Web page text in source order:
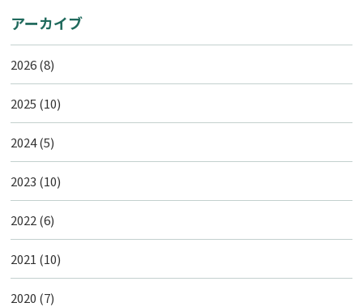
アーカイブ
2026(8)
2025 (10)
2024(5)
2023 (10)
2022 (6)
2021 (10)
2020 (7)